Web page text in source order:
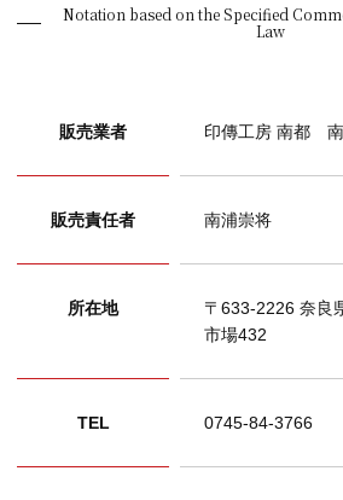
Notation based on the Specified
Law
販売業者 印傳工房 南都
販売責任者 南浦崇将
所在地
〒633-2226 奈良
市場432
TEL 0745-84-3766